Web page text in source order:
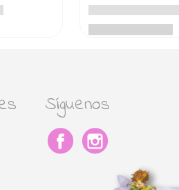
Síguenos